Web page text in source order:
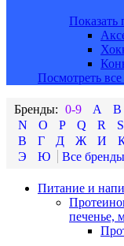
Показать
Посмотреть
0-9 A B
N
O P Q R S
В
Г Д Ж И
Э
Ю
Питание и
печенье,